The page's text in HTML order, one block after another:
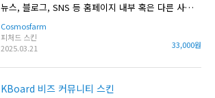
뉴스, 블로그, SNS 등 홈페이지 내부 혹은 다른 사이트의 링크를 등록할 수 있는 게시판 스킨입니다.
Cosmosfarm
피처드 스킨
2025.03.21
33,000원
KBoard 비즈 커뮤니티 스킨